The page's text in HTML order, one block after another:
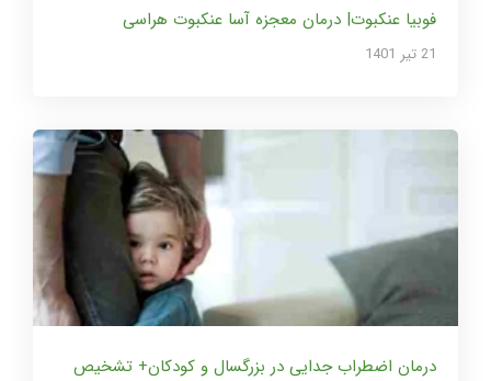
فوبیا عنکبوت| درمان معجزه آسا عنکبوت هراسی
21 تير 1401
درمان اضطراب جدایی در بزرگسال و کودکان+ تشخیص